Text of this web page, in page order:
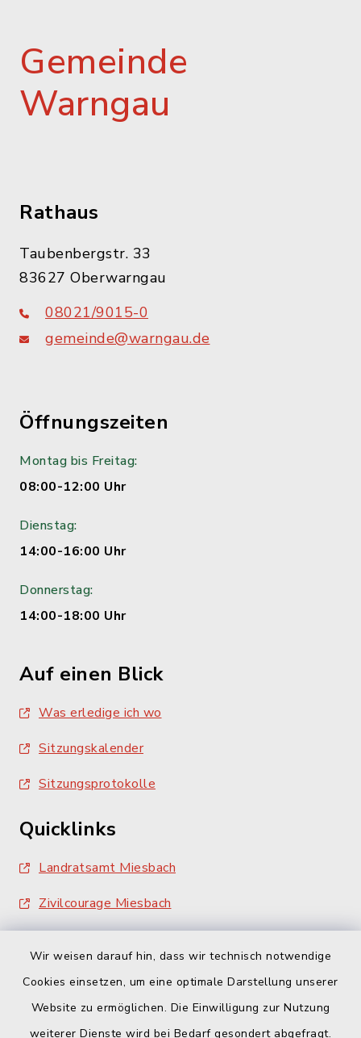
Wir weisen darauf hin, dass wir technisch notwendige
Cookies einsetzen, um eine optimale Darstellung unserer
Website zu ermöglichen. Die Einwilligung zur Nutzung
weiterer Dienste wird bei Bedarf gesondert abgefragt.
Gemeinde
Warngau
Rathaus
Taubenbergstr. 33
83627 Oberwarngau
08021/9015-0
gemeinde@warngau.de
Öffnungszeiten
Montag bis Freitag:
08:00-12:00 Uhr
Dienstag:
14:00-16:00 Uhr
Donnerstag:
14:00-18:00 Uhr
Auf einen Blick
Was erledige ich wo
Sitzungskalender
Sitzungsprotokolle
Quicklinks
Landratsamt Miesbach
Zivilcourage Miesbach